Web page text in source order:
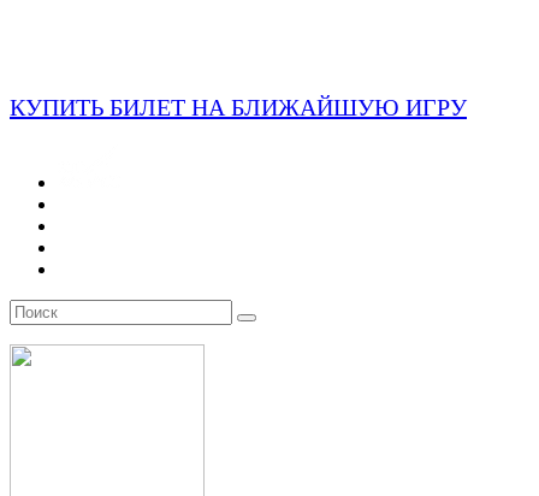
КУПИТЬ БИЛЕТ НА БЛИЖАЙШУЮ ИГРУ